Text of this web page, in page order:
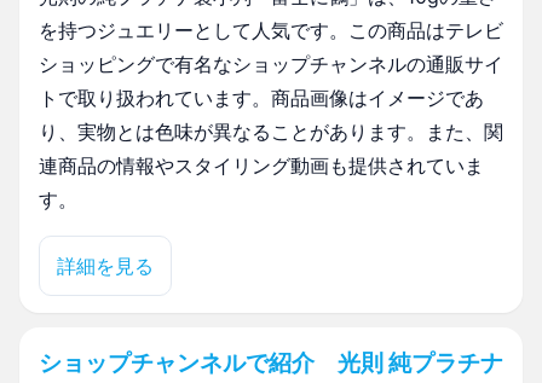
を持つジュエリーとして人気です。この商品はテレビ
ショッピングで有名なショップチャンネルの通販サイ
トで取り扱われています。商品画像はイメージであ
り、実物とは色味が異なることがあります。また、関
連商品の情報やスタイリング動画も提供されていま
す。
詳細を見る
ショップチャンネルで紹介 光則 純プラチナ